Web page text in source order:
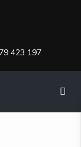
423 197